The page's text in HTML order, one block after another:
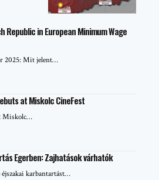
Republic in European Minimum Wage
2025: Mit jelent…
at Miskolc CineFest
Miskolc…
Egerben: Zajhatások várhatók
karbantartást…